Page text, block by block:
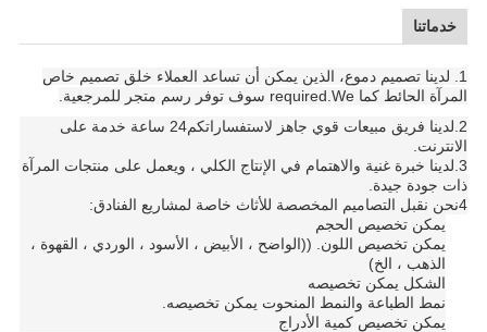
خدماتنا
1. لدينا تصميم دموع، الذين يمكن أن تساعد العملاء خلق تصميم خاص
المرآة الحائط كما required.We سوف توفر رسم متجر للمرجعية.
2. لدينا فريق مبيعات قوي جاهز لاستفساراتكم
24 ساعة خدمة على
الانترنت.
3. لدينا خبرة غنية والاهتمام في الإنتاج الكلي ، ويعمل على منتجات المرآة
ذات جودة جيدة.
4نحن نقبل التصاميم المخصصة للأثاث خاصة لمشاريع الفنادق:
يمكن تخصيص الحجم
يمكن تخصيص اللون. ((الواضح ، الأبيض ، الأسود ، الوردي ، القهوة ،
الذهب ، الخ)
الشكل يمكن تخصيصه
نمط الطباعة والنمط المنحوت يمكن تخصيصه.
يمكن تخصيص كمية الأدراج